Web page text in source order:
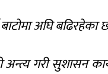
अघि बढिरहेका
अन्त्य गरी सुशासन